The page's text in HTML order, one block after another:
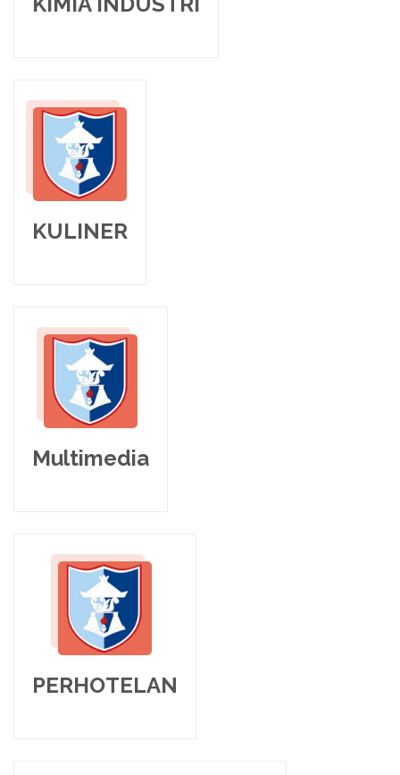
KULINER
Multimedia
PERHOTELAN